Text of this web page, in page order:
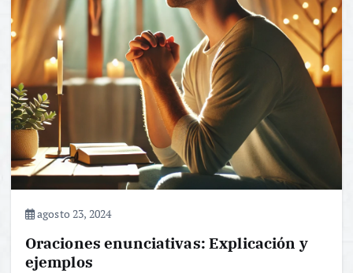
agosto 23, 2024
Oraciones enunciativas: Explicación y
ejemplos